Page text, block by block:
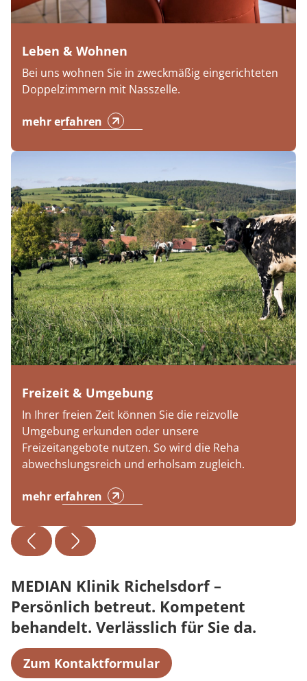
Leben & Wohnen
Bei uns wohnen Sie in zweckmäßig eingerichteten
Doppelzimmern mit Nasszelle.
mehr erfahren
Freizeit & Umgebung
In Ihrer freien Zeit können Sie die reizvolle
Umgebung erkunden oder unsere
Freizeitangebote nutzen. So wird die Reha
abwechslungsreich und erholsam zugleich.
mehr erfahren
MEDIAN Klinik Richelsdorf –
Persönlich betreut. Kompetent
behandelt. Verlässlich für Sie da.
Zum Kontaktformular